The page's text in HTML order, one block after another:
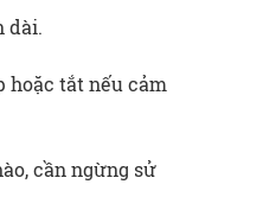
dài.
hoặc tắt nếu cảm
cần ngừng sử